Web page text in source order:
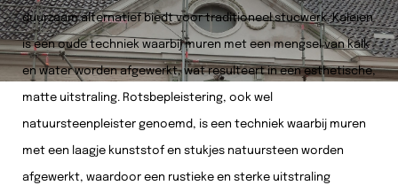
duurzaam alternatief biedt voor traditioneel stucwerk. Kaleien
is een oude techniek waarbij muren met een mengsel van kalk
en water worden afgewerkt, wat resulteert in een esthetische,
matte uitstraling. Rotsbepleistering, ook wel
natuursteenpleister genoemd, is een techniek waarbij muren
met een laagje kunststof en stukjes natuursteen worden
afgewerkt, waardoor een rustieke en sterke uitstraling